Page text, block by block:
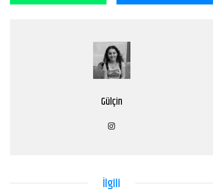
Gülçin
İlgili